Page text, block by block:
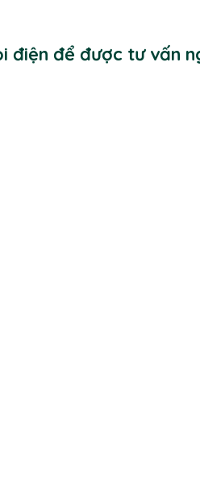
điện để được tư vấn